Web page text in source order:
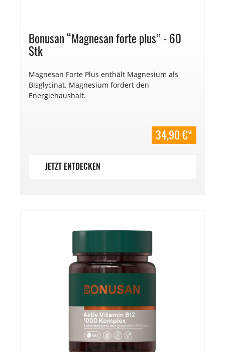
Bonusan “Magnesan forte plus” - 60
Stk
Magnesan Forte Plus enthält Magnesium als
Bisglycinat. Magnesium fördert den
Energiehaushalt.
34,90 €*
JETZT ENTDECKEN